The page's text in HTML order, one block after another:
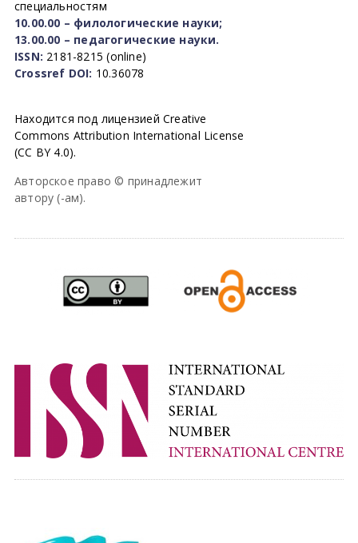
специальностям
10.00.00 – филологические науки;
13.00.00 – педагогические науки.
ISSN: 2181-8215 (online)
Crossref DOI: 10.36078
Находится под лицензией Creative
Commons Attribution International License
(CC BY 4.0).
Авторское право © принадлежит
автору (-ам).